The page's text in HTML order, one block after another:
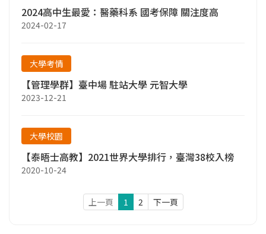
2024高中生最愛：醫藥科系 國考保障 關注度高
2024-02-17
大學考情
【管理學群】臺中場 駐站大學 元智大學
2023-12-21
大學校園
【泰晤士高教】2021世界大學排行，臺灣38校入榜
2020-10-24
上一頁 1 2 下一頁